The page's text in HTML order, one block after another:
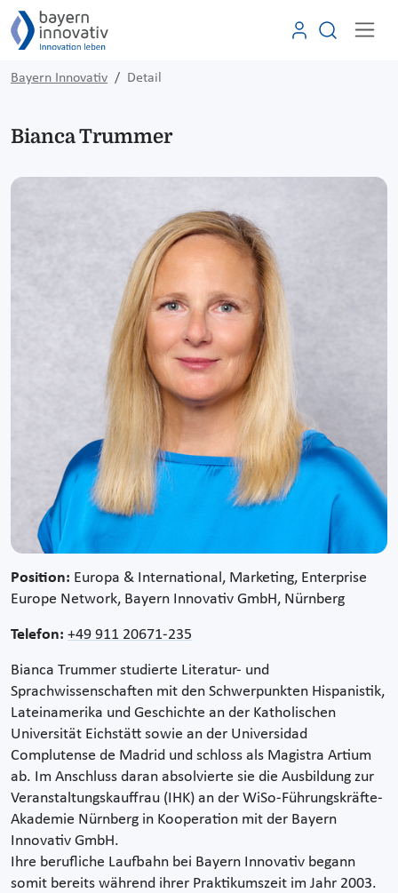
Bayern Innovativ Detail
Bianca Trummer
Position: Europa & International, Marketing, Enterprise
Europe Network, Bayern Innovativ GmbH, Nürnberg
Telefon: +49 911 20671-235
Bianca Trummer studierte Literatur- und
Sprachwissenschaften mit den Schwerpunkten Hispanistik,
Lateinamerika und Geschichte an der Katholischen
Universität Eichstätt sowie an der Universidad
Complutense de Madrid und schloss als Magistra Artium
ab. Im Anschluss daran absolvierte sie die Ausbildung zur
Veranstaltungskauffrau (IHK) an der WiSo-Führungskräfte-
Akademie Nürnberg in Kooperation mit der Bayern
Innovativ GmbH.
Ihre berufliche Laufbahn bei Bayern Innovativ begann
somit bereits während ihrer Praktikumszeit im Jahr 2003.